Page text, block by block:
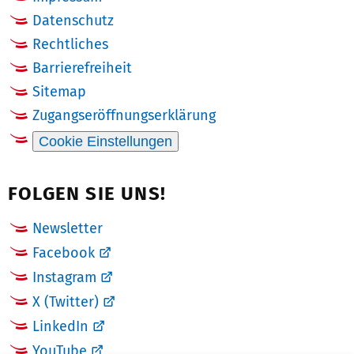
Datenschutz
Rechtliches
Barrierefreiheit
Sitemap
Zugangseröffnungserklärung
Cookie Einstellungen
FOLGEN SIE UNS!
Newsletter
Facebook
Instagram
X (Twitter)
LinkedIn